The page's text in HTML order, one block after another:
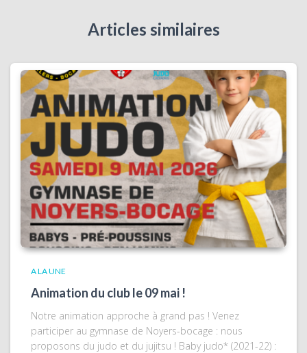
Articles similaires
A LA UNE
Animation du club le 09 mai !
Notre animation approche à grand pas ! Venez
participer au gymnase de Noyers-bocage : nous
proposons du judo et du jujitsu ! Baby judo* (2021-22) :